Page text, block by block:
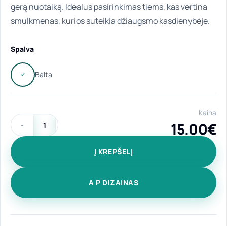
gerą nuotaiką. Idealus pasirinkimas tiems, kas vertina
smulkmenas, kurios suteikia džiaugsmo kasdienybėje.
Spalva
produkto kiekis: Universalus keraminis puodelis "Dvigubas
Kaina
15.00€
Į KREPŠELĮ
A P DIZAINAS